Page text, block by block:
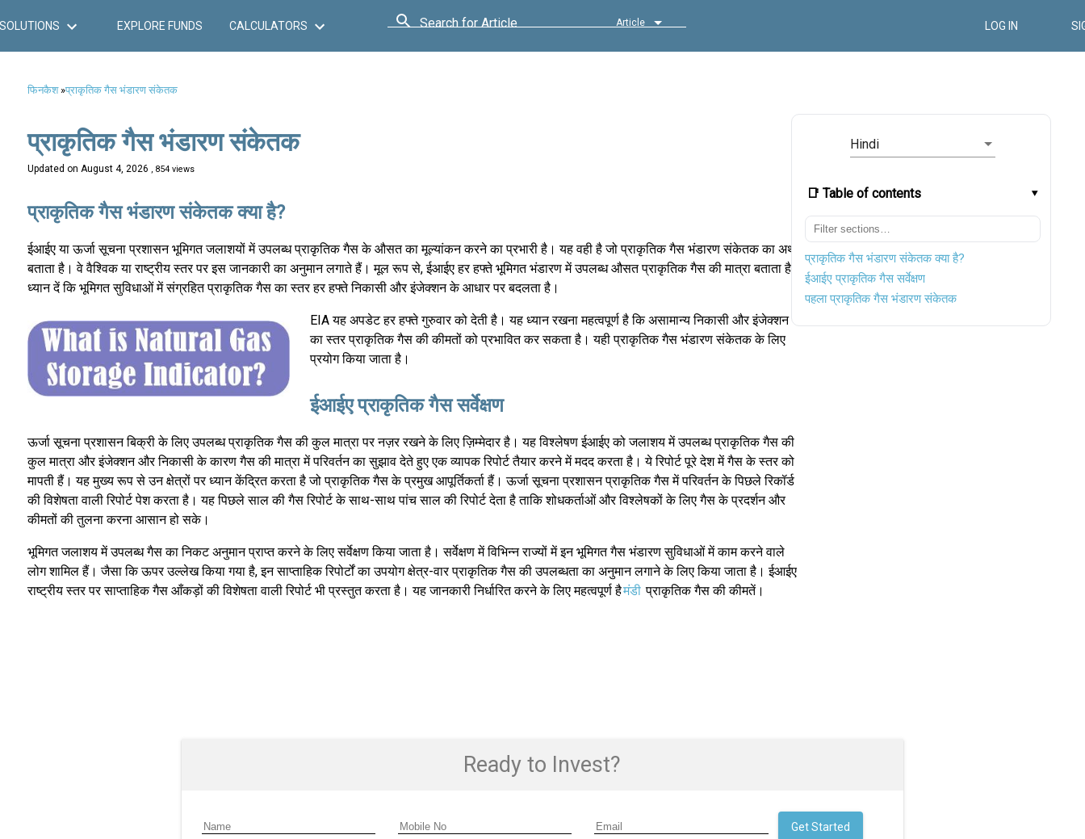
SOLUTIONS EXPLORE FUNDS CALCULATORS Search for Article Article LOG IN
फिनकैश»प्राकृतिक गैस भंडारण संकेतक
Hindi
📑 Table of contents
प्राकृतिक गैस भंडारण संकेतक क्या है?
ईआईए प्राकृतिक गैस सर्वेक्षण
पहला प्राकृतिक गैस भंडारण संकेतक
प्राकृतिक गैस भंडारण संकेतक
Updated on August 4, 2026 , 854 views
प्राकृतिक गैस भंडारण संकेतक क्या है?
ईआईए या ऊर्जा सूचना प्रशासन भूमिगत जलाशयों में उपलब्ध प्राकृतिक गैस के औसत का मूल्यांकन करने का प्रभारी है। यह वही है जो प्राकृतिक गैस भंडारण संकेतक का अर्थ
बताता है। वे वैश्विक या राष्ट्रीय स्तर पर इस जानकारी का अनुमान लगाते हैं। मूल रूप से, ईआईए हर हफ्ते भूमिगत भंडारण में उपलब्ध औसत प्राकृतिक गैस की मात्रा बताता है।
ध्यान दें कि भूमिगत सुविधाओं में संग्रहित प्राकृतिक गैस का स्तर हर हफ्ते निकासी और इंजेक्शन के आधार पर बदलता है।
EIA यह अपडेट हर हफ्ते गुरुवार को देती है। यह ध्यान रखना महत्वपूर्ण है कि असामान्य निकासी और इंजेक्शन
का स्तर प्राकृतिक गैस की कीमतों को प्रभावित कर सकता है। यही प्राकृतिक गैस भंडारण संकेतक के लिए
प्रयोग किया जाता है।
ईआईए प्राकृतिक गैस सर्वेक्षण
ऊर्जा सूचना प्रशासन बिक्री के लिए उपलब्ध प्राकृतिक गैस की कुल मात्रा पर नज़र रखने के लिए ज़िम्मेदार है। यह विश्लेषण ईआईए को जलाशय में उपलब्ध प्राकृतिक गैस की
कुल मात्रा और इंजेक्शन और निकासी के कारण गैस की मात्रा में परिवर्तन का सुझाव देते हुए एक व्यापक रिपोर्ट तैयार करने में मदद करता है। ये रिपोर्ट पूरे देश में गैस के स्तर को
मापती हैं। यह मुख्य रूप से उन क्षेत्रों पर ध्यान केंद्रित करता है जो प्राकृतिक गैस के प्रमुख आपूर्तिकर्ता हैं। ऊर्जा सूचना प्रशासन प्राकृतिक गैस में परिवर्तन के पिछले रिकॉर्ड
की विशेषता वाली रिपोर्ट पेश करता है। यह पिछले साल की गैस रिपोर्ट के साथ-साथ पांच साल की रिपोर्ट देता है ताकि शोधकर्ताओं और विश्लेषकों के लिए गैस के प्रदर्शन और
कीमतों की तुलना करना आसान हो सके।
भूमिगत जलाशय में उपलब्ध गैस का निकट अनुमान प्राप्त करने के लिए सर्वेक्षण किया जाता है। सर्वेक्षण में विभिन्न राज्यों में इन भूमिगत गैस भंडारण सुविधाओं में काम करने वाले
लोग शामिल हैं। जैसा कि ऊपर उल्लेख किया गया है, इन साप्ताहिक रिपोर्टों का उपयोग क्षेत्र-वार प्राकृतिक गैस की उपलब्धता का अनुमान लगाने के लिए किया जाता है। ईआईए
राष्ट्रीय स्तर पर साप्ताहिक गैस आँकड़ों की विशेषता वाली रिपोर्ट भी प्रस्तुत करता है। यह जानकारी निर्धारित करने के लिए महत्वपूर्ण हैमंडी प्राकृतिक गैस की कीमतें।
Ready to Invest?
Get Started